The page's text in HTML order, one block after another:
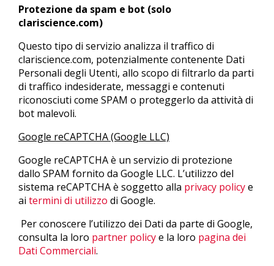
Protezione da spam e bot (solo
clariscience.com)
Questo tipo di servizio analizza il traffico di
clariscience.com, potenzialmente contenente Dati
Personali degli Utenti, allo scopo di filtrarlo da parti
di traffico indesiderate, messaggi e contenuti
riconosciuti come SPAM o proteggerlo da attività di
bot malevoli.
Google reCAPTCHA (Google LLC)
Google reCAPTCHA è un servizio di protezione
dallo SPAM fornito da Google LLC. L’utilizzo del
sistema reCAPTCHA è soggetto alla privacy policye
ai termini di utilizzo di Google.
Per conoscere l’utilizzo dei Dati da parte di Google,
consulta la loro partner policye la loro pagina dei
Dati Commerciali.